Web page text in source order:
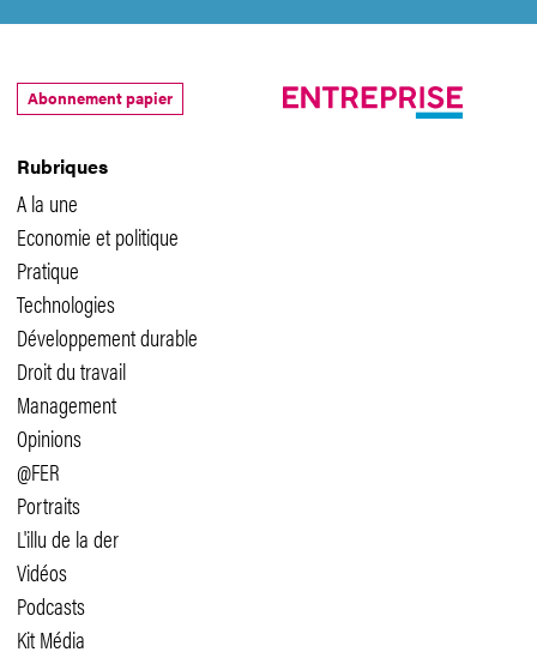
Rubriques
A la une
Economie et politique
Pratique
Technologies
Développement durable
Droit du travail
Management
Opinions
@FER
Portraits
L'illu de la der
Vidéos
Podcasts
Kit Média
Abonnement papier